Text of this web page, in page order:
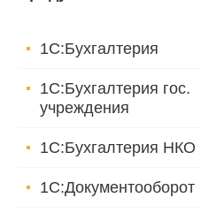
1С:Бухгалтерия
1С:Бухгалтерия гос.
учреждения
1С:Бухгалтерия НКО
1С:Документооборот